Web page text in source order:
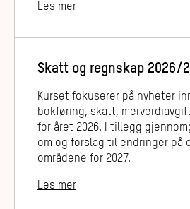
Les mer
Skatt og regnskap 2026/
Kurset fokuserer på nyheter
bokføring, skatt,
for året 2026. I tillegg
om og forslag til endringer på
områdene for 2027.
Les mer